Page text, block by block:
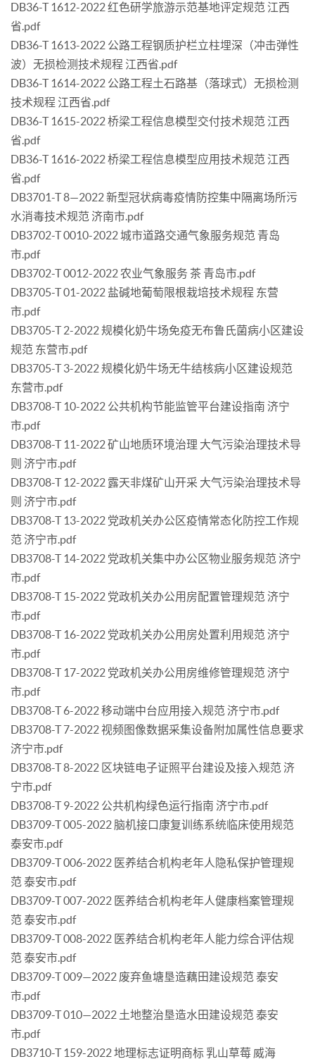
DB36-T 1612-2022 红色研学旅游示范基地评定规范 江西
省.pdf
DB36-T 1613-2022 公路工程钢质护栏立柱埋深（冲击弹性
波）无损检测技术规程 江西省.pdf
DB36-T 1614-2022 公路工程土石路基（落球式）无损检测
技术规程 江西省.pdf
DB36-T 1615-2022 桥梁工程信息模型交付技术规范 江西
省.pdf
DB36-T 1616-2022 桥梁工程信息模型应用技术规范 江西
省.pdf
DB3701-T 8—2022 新型冠状病毒疫情防控集中隔离场所污
水消毒技术规范 济南市.pdf
DB3702-T 0010-2022 城市道路交通气象服务规范 青岛
市.pdf
DB3702-T 0012-2022 农业气象服务 茶 青岛市.pdf
DB3705-T 01-2022 盐碱地葡萄限根栽培技术规程 东营
市.pdf
DB3705-T 2-2022 规模化奶牛场免疫无布鲁氏菌病小区建设
规范 东营市.pdf
DB3705-T 3-2022 规模化奶牛场无牛结核病小区建设规范
东营市.pdf
DB3708-T 10-2022 公共机构节能监管平台建设指南 济宁
市.pdf
DB3708-T 11-2022 矿山地质环境治理 大气污染治理技术导
则 济宁市.pdf
DB3708-T 12-2022 露天非煤矿山开采 大气污染治理技术导
则 济宁市.pdf
DB3708-T 13-2022 党政机关办公区疫情常态化防控工作规
范 济宁市.pdf
DB3708-T 14-2022 党政机关集中办公区物业服务规范 济宁
市.pdf
DB3708-T 15-2022 党政机关办公用房配置管理规范 济宁
市.pdf
DB3708-T 16-2022 党政机关办公用房处置利用规范 济宁
市.pdf
DB3708-T 17-2022 党政机关办公用房维修管理规范 济宁
市.pdf
DB3708-T 6-2022 移动端中台应用接入规范 济宁市.pdf
DB3708-T 7-2022 视频图像数据采集设备附加属性信息要求
济宁市.pdf
DB3708-T 8-2022 区块链电子证照平台建设及接入规范 济
宁市.pdf
DB3708-T 9-2022 公共机构绿色运行指南 济宁市.pdf
DB3709-T 005-2022 脑机接口康复训练系统临床使用规范
泰安市.pdf
DB3709-T 006-2022 医养结合机构老年人隐私保护管理规
范 泰安市.pdf
DB3709-T 007-2022 医养结合机构老年人健康档案管理规
范 泰安市.pdf
DB3709-T 008-2022 医养结合机构老年人能力综合评估规
范 泰安市.pdf
DB3709-T 009—2022 废弃鱼塘垦造藕田建设规范 泰安
市.pdf
DB3709-T 010—2022 土地整治垦造水田建设规范 泰安
市.pdf
DB3710-T 159-2022 地理标志证明商标 乳山草莓 威海